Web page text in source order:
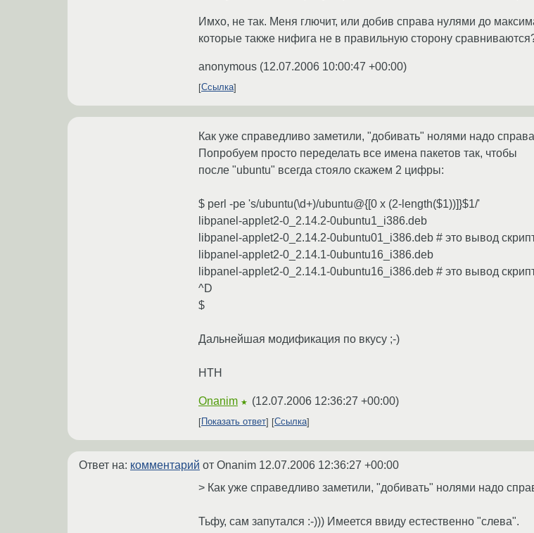
Имхо, не так. Меня глючит, или добив справа нулями до
которые также нифига не в правильную сторону
anonymous (12.07.2006 10:00:47 +00:00)
Ссылка
Как уже справедливо заметили, "добивать" нолями надо
Попробуем просто переделать все имена пакетов так, чтобы
после "ubuntu" всегда стояло скажем 2 цифры:
$ perl -pe 's/ubuntu(\d+)/ubuntu@{[0 x (2-length($1))]}$1/'
libpanel-applet2-0_2.14.2-0ubuntu1_i386.deb
libpanel-applet2-0_2.14.2-0ubuntu01_i386.deb # это вывод
libpanel-applet2-0_2.14.1-0ubuntu16_i386.deb
libpanel-applet2-0_2.14.1-0ubuntu16_i386.deb # это вывод
^D
$
Дальнейшая модификация по вкусу ;-)
HTH
Onanim ★ (12.07.2006 12:36:27 +00:00)
Показать ответ Ссылка
Ответ на: комментарий от Onanim 12.07.2006 12:36:27 +00:00
> Как уже справедливо заметили, "добивать" нолями надо
Тьфу, сам запутался :-))) Имеется ввиду естественно "слева".